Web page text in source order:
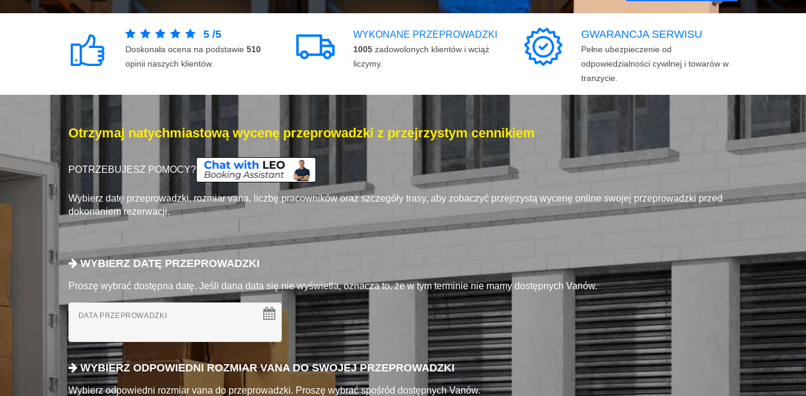
5 /5
Doskonała ocena na podstawie 510
opinii naszych klientów.
WYKONANE PRZEPROWADZKI
1005 zadowolonych klientów i wciąż
liczymy.
GWARANCJA SERWISU
Pełne ubezpieczenie od
odpowiedzialności cywilnej i towarów w
tranzycie.
Otrzymaj natychmiastową wycenę przeprowadzki z przejrzystym cennikiem
POTRZEBUJESZ POMOCY?
Wybierz datę przeprowadzki, rozmiar vana, liczbę pracowników oraz szczegóły trasy, aby zobaczyć przejrzystą wycenę online swojej przeprowadzki przed
dokonaniem rezerwacji.
WYBIERZ DATĘ PRZEPROWADZKI
Proszę wybrać dostępna datę. Jeśli dana data się nie wyświetla, oznacza to, że w tym terminie nie mamy dostępnych Vanów.
DATA PRZEPROWADZKI
WYBIERZ ODPOWIEDNI ROZMIAR VANA DO SWOJEJ PRZEPROWADZKI
Wybierz odpowiedni rozmiar vana do przeprowadzki. Proszę wybrać spośród dostępnych Vanów.